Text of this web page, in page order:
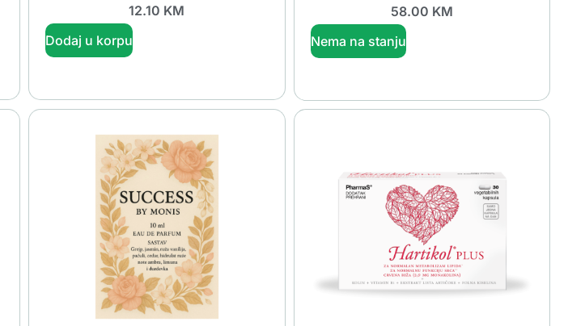
12.10 KM
Dodaj u korpu
58.00 KM
Nema na stanju